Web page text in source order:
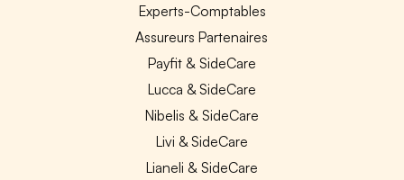
Experts-Comptables
Assureurs Partenaires
Payfit & SideCare
Lucca & SideCare
Nibelis & SideCare
Livi & SideCare
Lianeli & SideCare